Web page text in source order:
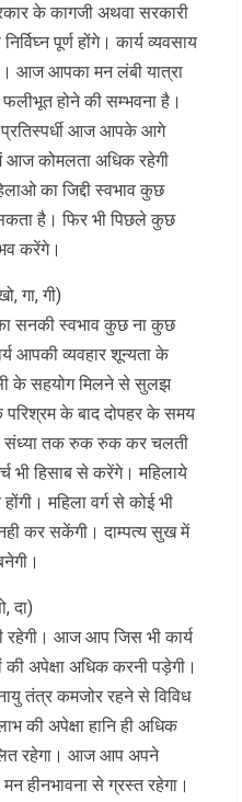
के कागजी अथवा सरकारी
पूर्ण होंगे। कार्य व्यवसाय
आज आपका मन लंबी यात्रा
फलीभूत होने की सम्भवना है।
आज आपके आगे
आज कोमलता अधिक रहेगी
का जिद्दी स्वभाव कुछ
है। फिर भी पिछले कुछ
करेंगे।
गा, गी)
सनकी स्वभाव कुछ ना कुछ
आपकी व्यवहार शून्यता के
के सहयोग मिलने से सुलझ
परिश्रम के बाद दोपहर के समय
संध्या तक रुक रुक कर चलती
भी हिसाब से करेंगे। महिलाये
महिला वर्ग से कोई भी
कर सकेंगी। दाम्पत्य सुख में
दा)
आज आप जिस भी कार्य
अपेक्षा अधिक करनी पड़ेगी।
तंत्र कमजोर रहने से विविध
की अपेक्षा हानि ही अधिक
रहेगा। आज आप अपने
हीनभावना से ग्रस्त रहेगा।